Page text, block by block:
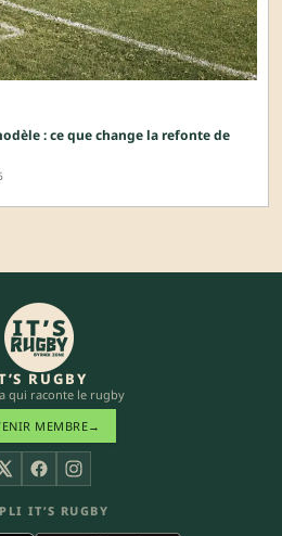
: ce que change la refonte de
RUGBY
qui raconte le rugby
MEMBRE→
X FacebookInstagram
IT’S RUGBY